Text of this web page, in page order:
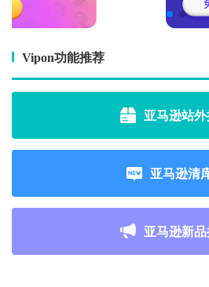
Vipon功能推荐
亚马逊站
亚马逊清
亚马逊新